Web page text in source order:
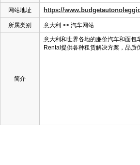
网站地址 https://
所属类别 意大利 >>汽车网站
简介
意大利和世界各地的廉价汽车和面包
Rental提供各种租赁解决方案，品质